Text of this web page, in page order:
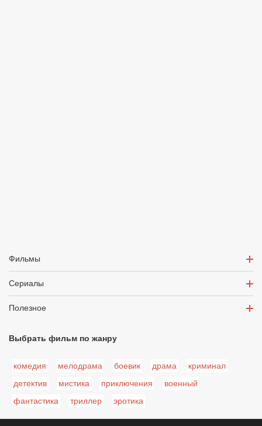
Фильмы
Сериалы
Полезное
Выбрать фильм по жанру
комедия мелодрама боевик драма
криминал
детектив
мистика приключения
военный
фантастика
триллер эротика